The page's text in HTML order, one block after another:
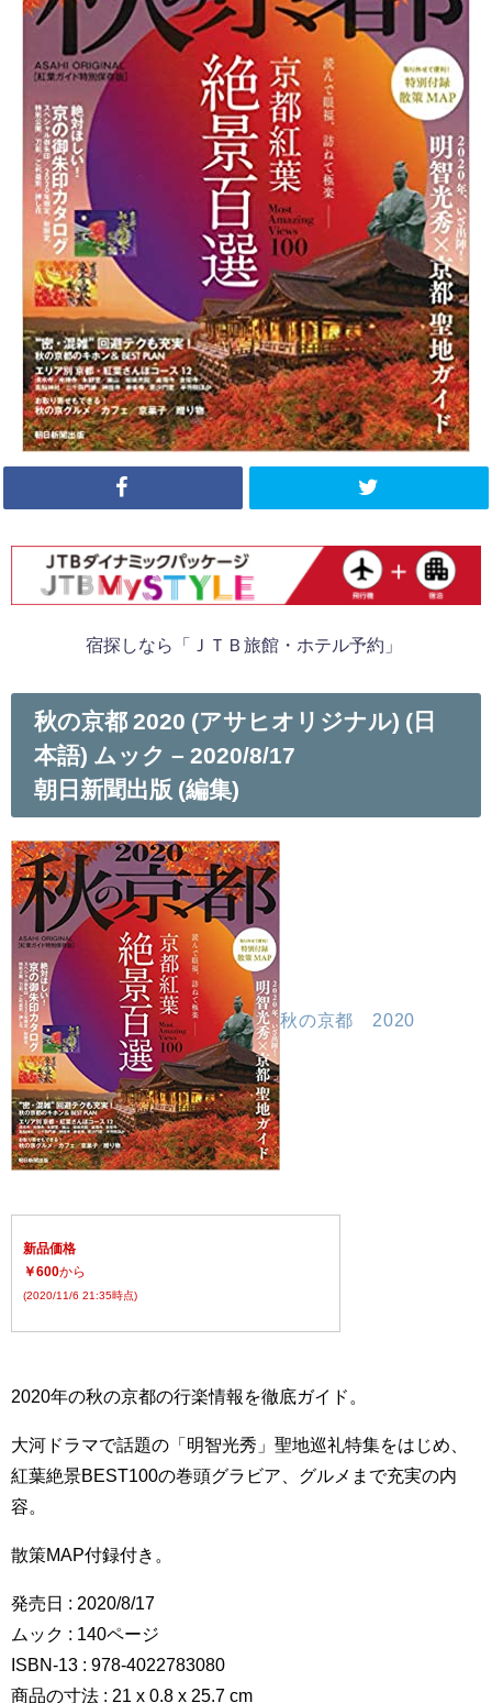
宿探しなら「ＪＴＢ旅館・ホテル予約」
秋の京都 2020 (アサヒオリジナル) (日
本語) ムック – 2020/8/17
朝日新聞出版 (編集)
秋の京都 2020
新品価格
￥600から
(2020/11/6 21:35時点)
2020年の秋の京都の行楽情報を徹底ガイド。
大河ドラマで話題の「明智光秀」聖地巡礼特集をはじめ、
紅葉絶景BEST100の巻頭グラビア、グルメまで充実の内
容。
散策MAP付録付き。
発売日 : 2020/8/17
ムック : 140ページ
ISBN-13 : 978-4022783080
商品の寸法 : 21 x 0.8 x 25.7 cm